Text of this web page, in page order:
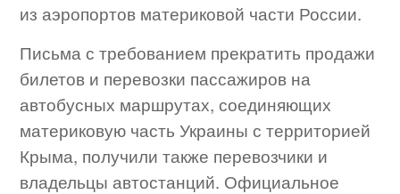
из аэропортов материковой части России.
Письма с требованием прекратить продажи
билетов и перевозки пассажиров на
автобусных маршрутах, соединяющих
материковую часть Украины с территорией
Крыма, получили также перевозчики и
владельцы автостанций. Официальное